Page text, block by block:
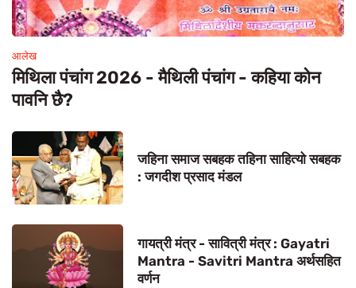
आलेख
मिथिला पंचांग 2026 - मैथिली पंचांग - कहिया कोन
पावनि छै?
जहिना समाज सबहक तहिना साहित्यो सबहक
: जगदीश प्रसाद मंडल
गायत्री मंत्र - सावित्री मंत्र : Gayatri
Mantra - Savitri Mantra अर्थसहित
वर्णन